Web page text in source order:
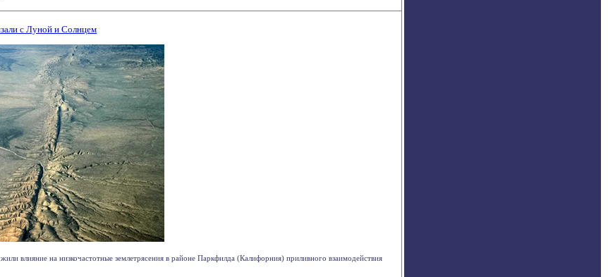
с Луной и Солнцем
влияние на низкочастотные землетрясения в районе Паркфилда (Калифорния) приливного взаимодействия